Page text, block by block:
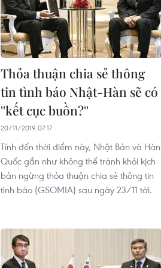
Thỏa thuận chia sẻ thông
tin tình báo Nhật-Hàn sẽ có
''kết cục buồn?''
20/11/2019 07:17
Tính đến thời điểm này, Nhật Bản và Hàn
Quốc gần như không thể tránh khỏi kịch
bản ngừng thỏa thuận chia sẻ thông tin
tình báo (GSOMIA) sau ngày 23/11 tới.